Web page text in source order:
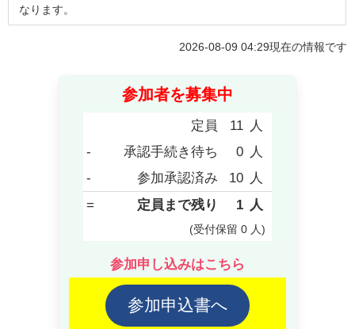
なります。
2026-08-09 04:29現在の情報です
参加者を募集中
定員 11 人
-
承認手続き待ち 0 人
-
参加承認済み 10 人
=
定員まで残り 1 人
(受付保留 0 人)
参加申し込みはこちら
参加申込書へ